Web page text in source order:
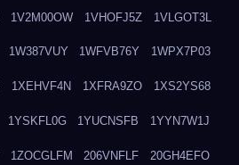
1V2M00OW 1VHOFJ5Z 1VLGOT3L
1W387VUY 1WFVB76Y 1WPX7P03
1XEHVF4N 1XFRA9ZO 1XS2YS68
1YSKFL0G 1YUCNSFB 1YYN7W1J
1ZOCGLFM 206VNFLF 20GH4EFO